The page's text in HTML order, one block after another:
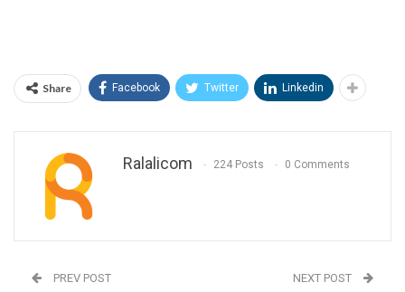
Share Facebook Twitter Linkedin
Ralalicom 224 Posts 0 Comments
PREV POST NEXT POST